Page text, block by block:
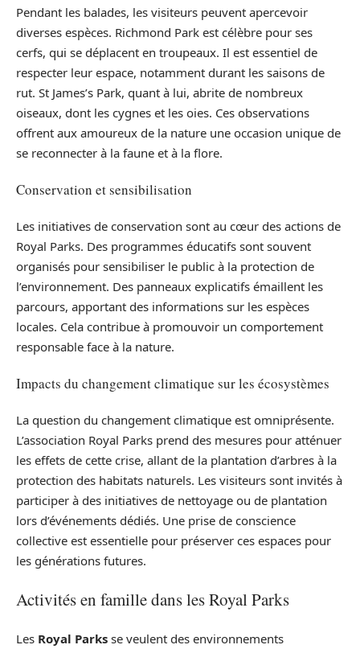
Pendant les balades, les visiteurs peuvent apercevoir
diverses espèces. Richmond Park est célèbre pour ses
cerfs, qui se déplacent en troupeaux. Il est essentiel de
respecter leur espace, notamment durant les saisons de
rut. St James’s Park, quant à lui, abrite de nombreux
oiseaux, dont les cygnes et les oies. Ces observations
offrent aux amoureux de la nature une occasion unique de
se reconnecter à la faune et à la flore.
Conservation et sensibilisation
Les initiatives de conservation sont au cœur des actions de
Royal Parks. Des programmes éducatifs sont souvent
organisés pour sensibiliser le public à la protection de
l’environnement. Des panneaux explicatifs émaillent les
parcours, apportant des informations sur les espèces
locales. Cela contribue à promouvoir un comportement
responsable face à la nature.
Impacts du changement climatique sur les écosystèmes
La question du changement climatique est omniprésente.
L’association Royal Parks prend des mesures pour atténuer
les effets de cette crise, allant de la plantation d’arbres à la
protection des habitats naturels. Les visiteurs sont invités à
participer à des initiatives de nettoyage ou de plantation
lors d’événements dédiés. Une prise de conscience
collective est essentielle pour préserver ces espaces pour
les générations futures.
Activités en famille dans les Royal Parks
Les Royal Parks se veulent des environnements